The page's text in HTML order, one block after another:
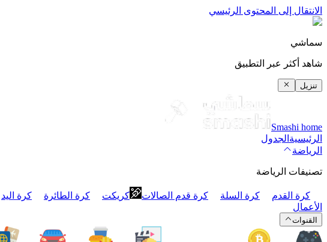
الانتقال إلى المحتوى الرئيسي
سماشي
شاهد أكثر عبر التطبيق
تنزيل
Smashi home
الرئيسية الجدول
الرياضة
تصنيفات الرياضة
كرة القدم كرة السلة كرة قدم الصالات كريكت كرة الطائرة كرة اليد
الأعمال
القنوات